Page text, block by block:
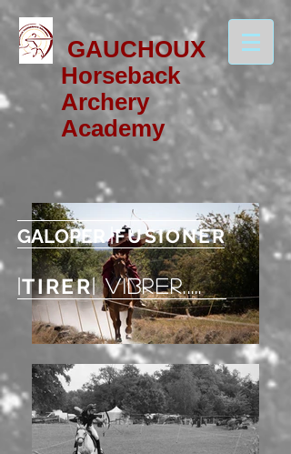
GAUCHOUX
Horseback
Archery
Academy
GALOPER|FUSIONER
|TIRER| VIBRER.....